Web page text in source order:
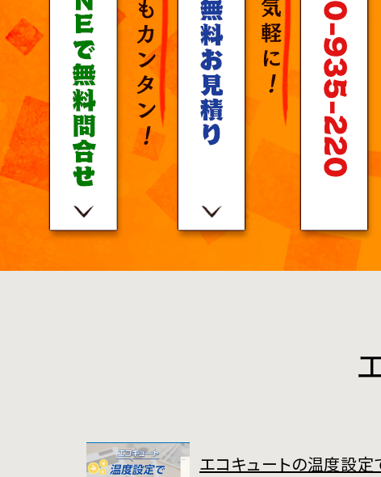
エコキュートの温度設